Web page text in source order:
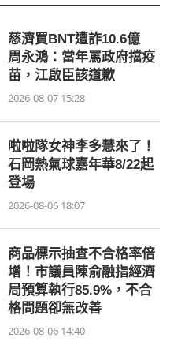
慈濟買BNT遭詐10.6億
周永鴻：當年罵政府擋疫
苗，江啟臣該道歉
2026-08-07 15:28
啦啦隊女神李多慧來了！
石岡熱氣球嘉年華8/22起
登場
2026-08-06 18:07
商品標示抽查不合格率倍
增！市議員陳俞融指經濟
局預算執行85.9%，不合
格問題卻無改善
2026-08-06 14:40